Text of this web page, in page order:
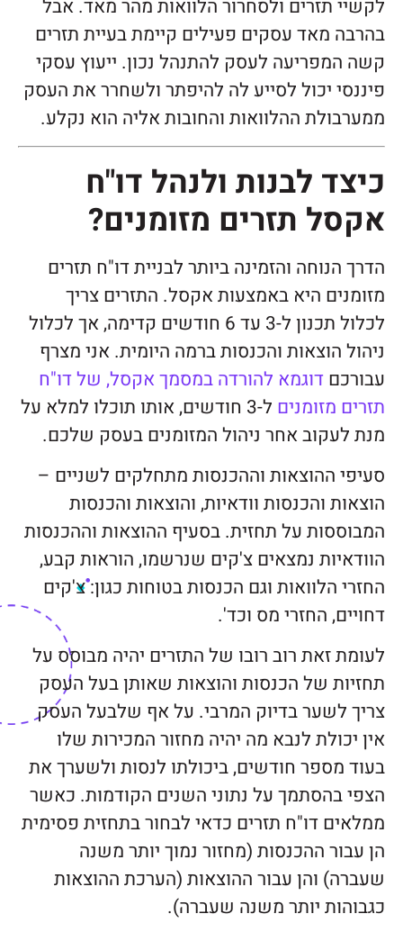
לקשיי תזרים ולסחרור הלוואות מהר מאד. אבל
בהרבה מאד עסקים פעילים קיימת בעיית תזרים
קשה המפריעה לעסק להתנהל נכון. ייעוץ עסקי
פיננסי יכול לסייע לה להיפתר ולשחרר את העסק
ממערבולת ההלוואות והחובות אליה הוא נקלע.
כיצד לבנות ולנהל דו"ח
אקסל תזרים מזומנים?
הדרך הנוחה והזמינה ביותר לבניית דו"ח תזרים
מזומנים היא באמצעות אקסל. התזרים צריך
לכלול תכנון ל-3 עד 6 חודשים קדימה, אך לכלול
ניהול הוצאות והכנסות ברמה היומית. אני מצרף
עבורכםדוגמא להורדה במסמך אקסל, של דו"ח
תזרים מזומנים
ל-3 חודשים, אותו תוכלו למלא על
מנת לעקוב אחר ניהול המזומנים בעסק שלכם.
סעיפי ההוצאות וההכנסות מתחלקים לשניים –
הוצאות והכנסות וודאיות, והוצאות והכנסות
המבוססות על תחזית. בסעיף ההוצאות וההכנסות
הוודאיות נמצאים צ'קים שנרשמו, הוראות קבע,
החזרי הלוואות וגם הכנסות בטוחות כגון: צ'קים
דחויים, החזרי מס וכד'.
לעומת זאת רוב רובו של התזרים יהיה מבוסס על
תחזיות של הכנסות והוצאות שאותן בעל העסק
צריך לשער בדיוק המרבי. על אף שלבעל העסק
אין יכולת לנבא מה יהיה מחזור המכירות שלו
בעוד מספר חודשים, ביכולתו לנסות ולשערך את
הצפי בהסתמך על נתוני השנים הקודמות. כאשר
ממלאים דו"ח תזרים כדאי לבחור בתחזית פסימית
הן עבור ההכנסות (מחזור נמוך יותר משנה
שעברה) והן עבור ההוצאות (הערכת ההוצאות
כגבוהות יותר משנה שעברה).